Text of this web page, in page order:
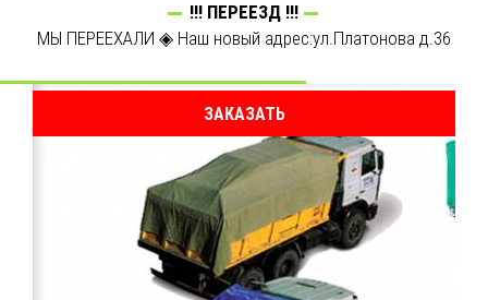
!!! ПЕРЕЕЗД !!!
МЫ ПЕРЕЕХАЛИ ◈ Наш новый адрес:ул.Платонова д.36
ЗАКАЗАТЬ